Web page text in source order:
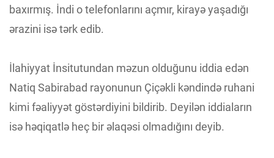
baxırmış. İndi o telefonlarını açmır, kirayə yaşadığı
ərazini isə tərk edib.
İlahiyyat İnsitutundan məzun olduğunu iddia edən
Natiq Sabirabad rayonunun Çiçəkli kəndində ruhani
kimi fəaliyyət göstərdiyini bildirib. Deyilən iddiaların
isə həqiqatlə heç bir əlaqəsi olmadığını deyib.